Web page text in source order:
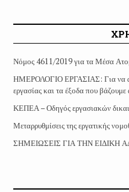
Νόμος 4611/2019 για τα Μέσα
ΗΜΕΡΟΛΟΓΙΟ ΕΡΓΑΣΙΑΣ: Για να
εργασίας και τα έξοδα που
ΚΕΠΕΑ – Οδηγός εργασιακών
Μεταρρυθμίσεις της εργατικής
ΣΗΜΕΙΩΣΕΙΣ ΓΙΑ ΤΗΝ ΕΙΔΙΚΗ